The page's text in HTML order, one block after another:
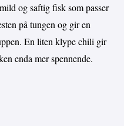
og saftig fisk som passer
på tungen og gir en
En liten klype chili gir
enda mer spennende.